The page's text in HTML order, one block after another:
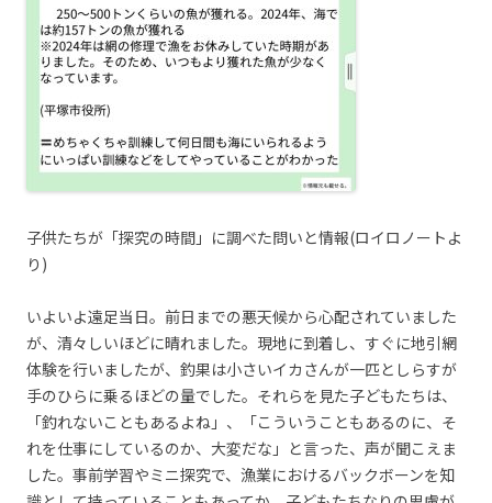
子供たちが「探究の時間」に調べた問いと情報(ロイロノートよ
り)
いよいよ遠足当日。前日までの悪天候から心配されていました
が、清々しいほどに晴れました。現地に到着し、すぐに地引網
体験を行いましたが、釣果は小さいイカさんが一匹としらすが
手のひらに乗るほどの量でした。それらを見た子どもたちは、
「釣れないこともあるよね」、「こういうこともあるのに、そ
れを仕事にしているのか、大変だな」と言った、声が聞こえま
した。事前学習やミニ探究で、漁業におけるバックボーンを知